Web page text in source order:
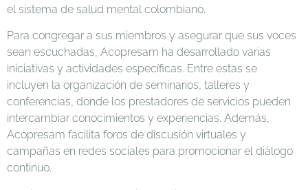
el sistema de salud mental colombiano.
Para congregar a sus miembros y asegurar que sus voces
sean escuchadas, Acopresam ha desarrollado varias
iniciativas y actividades específicas. Entre estas se
incluyen la organización de seminarios, talleres y
conferencias, donde los prestadores de servicios pueden
intercambiar conocimientos y experiencias. Además,
Acopresam facilita foros de discusión virtuales y
campañas en redes sociales para promocionar el diálogo
continuo.